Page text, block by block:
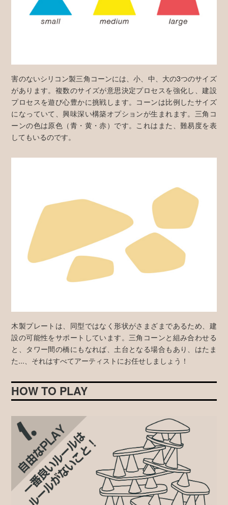
害のないシリコン製三角コーンには、小、中、大の3つのサイズ
があります。複数のサイズが意思決定プロセスを強化し、建設
プロセスを遊び心豊かに挑戦します。コーンは比例したサイズ
になっていて、興味深い構築オプションが生まれます。三角コ
ーンの色は原色（青・黄・赤）です。これはまた、難易度を表
してもいるのです。
木製プレートは、同型ではなく形状がさまざまであるため、建
設の可能性をサポートしています。三角コーンと組み合わせる
と、タワー間の橋にもなれば、土台となる場合もあり、はたま
た...、それはすべてアーティストにお任せしましょう！
HOW TO PLAY